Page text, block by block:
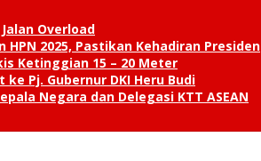
Overload
HPN 2025, Pastikan Kehadiran Presiden
Ketinggian 15 – 20 Meter
Pj. Gubernur DKI Heru Budi
Negara dan Delegasi KTT ASEAN